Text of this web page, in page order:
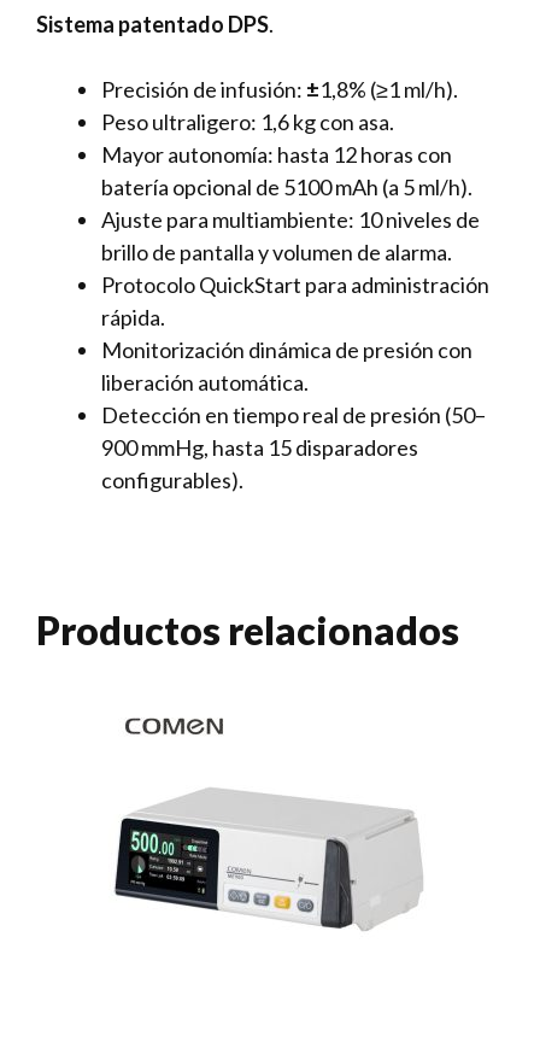
Sistema patentado DPS.
Precisión de infusión: ±1,8% (≥1 ml/h).
Peso ultraligero: 1,6 kg con asa.
Mayor autonomía: hasta 12 horas con
batería opcional de 5100 mAh (a 5 ml/h).
Ajuste para multiambiente: 10 niveles de
brillo de pantalla y volumen de alarma.
Protocolo QuickStart para administración
rápida.
Monitorización dinámica de presión con
liberación automática.
Detección en tiempo real de presión (50–
900 mmHg, hasta 15 disparadores
configurables).
Productos relacionados